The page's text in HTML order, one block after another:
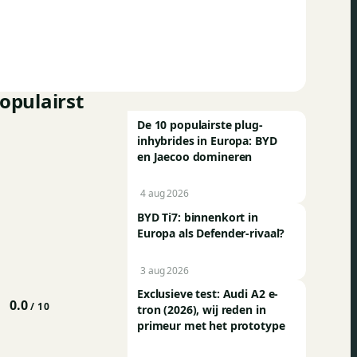
De 10 populairste plug-
inhybrides in Europa: BYD
en Jaecoo domineren
4 aug 2026
BYD Ti7: binnenkort in
Europa als Defender-rivaal?
3 aug 2026
0.0/ 10
Exclusieve test: Audi A2 e-
tron (2026), wij reden in
primeur met het prototype